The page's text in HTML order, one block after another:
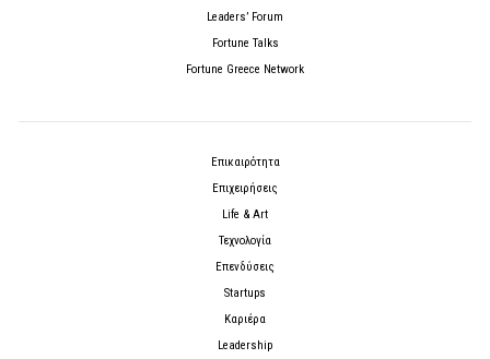
Leaders’ Forum
Fortune Talks
Fortune Greece Network
Επικαιρότητα
Επιχειρήσεις
Life & Art
Τεχνολογία
Επενδύσεις
Startups
Καριέρα
Leadership